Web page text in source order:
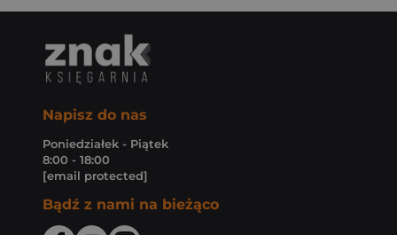
Napisz do nas
Poniedziałek - Piątek
8:00 - 18:00
[email protected]
Bądź z nami na bieżąco